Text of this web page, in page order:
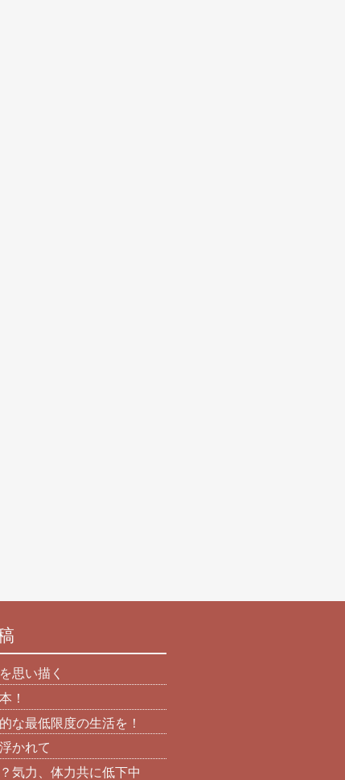
思い描く
！
な最低限度の生活を！
かれて
気力、体力共に低下中